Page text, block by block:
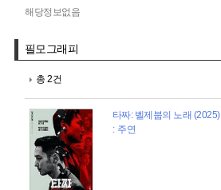
해당정보없음
필모그래피
총 2건
타짜: 벨제붑의 노래 (2025)
: 주연